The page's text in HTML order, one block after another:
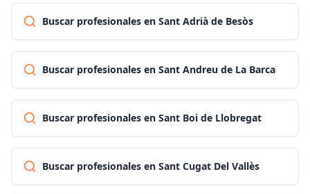
Buscar profesionales en Sant Adrià de Besòs
Buscar profesionales en Sant Andreu de La Barca
Buscar profesionales en Sant Boi de Llobregat
Buscar profesionales en Sant Cugat Del Vallès